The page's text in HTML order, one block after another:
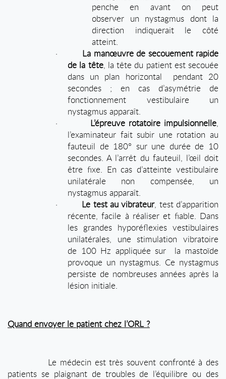
penche en avant on peut
observer un nystagmus dont la
direction indiquerait le côté
atteint.
·
La manœuvre de secouement rapide
de la tête, la tête du patient est secouée
dans un plan horizontal
pendant 20
secondes ; en cas d’asymétrie de
fonctionnement vestibulaire un
nystagmus apparaît.
·
L’épreuve rotatoire impulsionnelle,
l’examinateur fait subir une rotation au
fauteuil de 180° sur une durée de 10
secondes. A l’arrêt du fauteuil, l’œil doit
être fixe. En cas d’atteinte vestibulaire
unilatérale non compensée, un
nystagmus apparaît.
·
Le test au vibrateur, test d’apparition
récente, facile à réaliser et fiable. Dans
les grandes hyporéflexies vestibulaires
unilatérales, une stimulation vibratoire
de 100 Hz appliquée sur
la mastoïde
provoque un nystagmus. Ce nystagmus
persiste de nombreuses années après la
lésion initiale.
Quand envoyer le patient chez l’ORL ?
Le médecin est très souvent confronté à des
patients se plaignant de troubles de l’équilibre ou des